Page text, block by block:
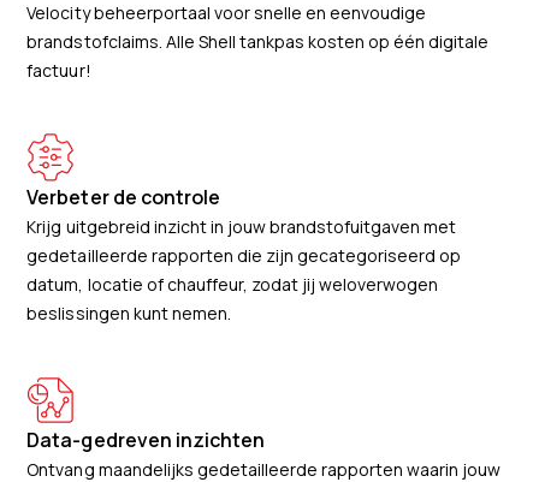
Velocity beheerportaal voor snelle en eenvoudige
brandstofclaims. Alle Shell tankpas kosten op één digitale
factuur!
Verbeter de controle
Krijg uitgebreid inzicht in jouw brandstofuitgaven met
gedetailleerde rapporten die zijn gecategoriseerd op
datum, locatie of chauffeur, zodat jij weloverwogen
beslissingen kunt nemen.
Data-gedreven inzichten
Ontvang maandelijks gedetailleerde rapporten waarin jouw